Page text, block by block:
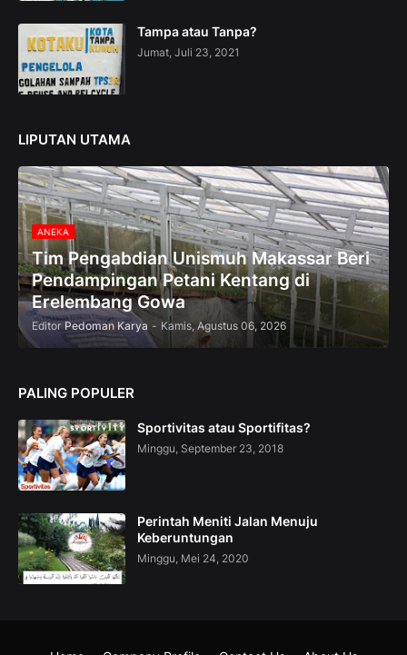
n
—
U
p
t
0
%
O
f
f
Tampa atau Tanpa?
Jumat, Juli 23, 2021
LIPUTAN UTAMA
ANEKA
Tim Pengabdian Unismuh Makassar Beri
Pendampingan Petani Kentang di
Erelembang Gowa
Editor Pedoman Karya - Kamis, Agustus 06, 2026
PALING POPULER
Sportivitas atau Sportifitas?
Minggu, September 23, 2018
Perintah Meniti Jalan Menuju
Keberuntungan
Minggu, Mei 24, 2020